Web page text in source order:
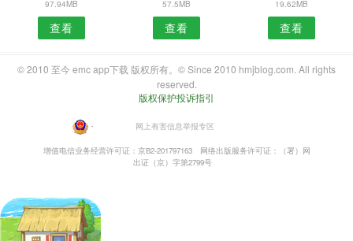
97.94MB
查看
57.5MB
查看
19.62MB
查看
© 2010 至今 emc app下载 版权所有。© Since 2010 hmjblog.com. All rights
reserved.
版权保护投诉指引
・ 网上有害信息举报专区
增值电信业务经营许可证：京B2-201797163
网络出版服务许可证：（署）网
出证（京）字第2799号